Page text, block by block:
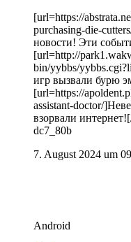
[url=https://
purchasing-die-
новости! Эти
[url=http://
bin/yybbs/
игр вызвали бурю
[url=https://
assistant-doctor/
взорвали
dc7_80b
7. August 2024 um
Android